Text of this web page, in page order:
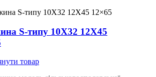
S-типу 10X32 12X45
товар